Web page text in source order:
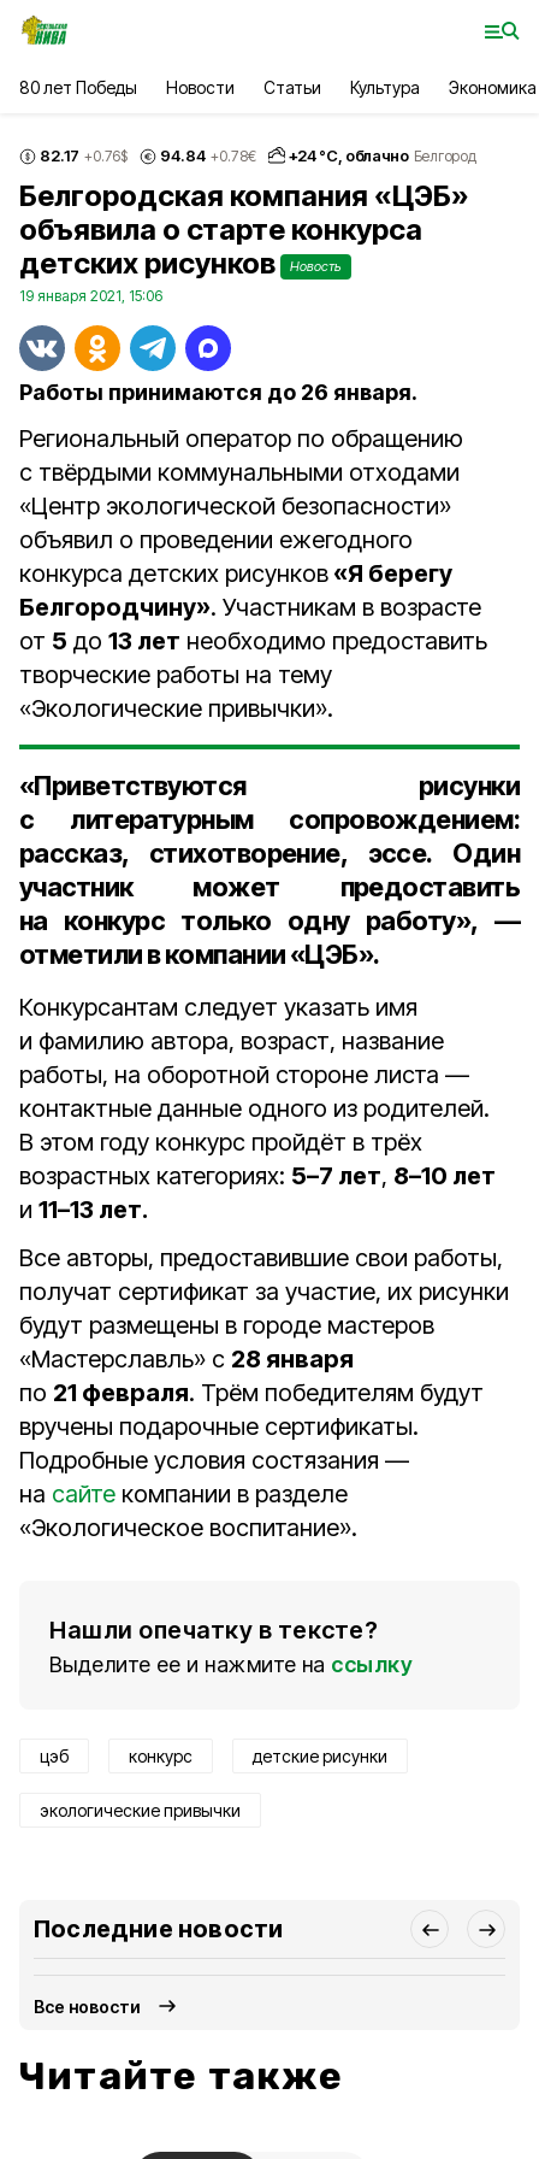
80 лет Победы Новости Статьи Культура Экономика
82.17 +0.76$ 94.84 +0.78€ +24°С, облачно Белгород
Белгородская компания «ЦЭБ»
объявила о старте конкурса
детских рисунков
Новость
19 января 2021, 15:06
Работы принимаются до 26 января.
Региональный оператор по обращению
с твёрдыми коммунальными отходами
«Центр экологической безопасности»
объявил о проведении ежегодного
конкурса детских рисунков «Я берегу
Белгородчину». Участникам в возрасте
от 5 до 13 лет необходимо предоставить
творческие работы на тему
«Экологические привычки».
«Приветствуются рисунки
с литературным сопровождением:
рассказ, стихотворение, эссе. Один
участник может предоставить
на конкурс только одну работу», —
отметили в компании «ЦЭБ».
Конкурсантам следует указать имя
и фамилию автора, возраст, название
работы, на оборотной стороне листа —
контактные данные одного из родителей.
В этом году конкурс пройдёт в трёх
возрастных категориях: 5–7 лет, 8–10 лет
и 11–13 лет.
Все авторы, предоставившие свои работы,
получат сертификат за участие, их рисунки
будут размещены в городе мастеров
«Мастерславль» с 28 января
по 21 февраля. Трём победителям будут
вручены подарочные сертификаты.
Подробные условия состязания —
на сайте компании в разделе
«Экологическое воспитание».
Нашли опечатку в тексте?
Выделите ее и нажмите на ссылку
цэб конкурс детские рисунки
экологические привычки
Последние новости
Все новости
Читайте также